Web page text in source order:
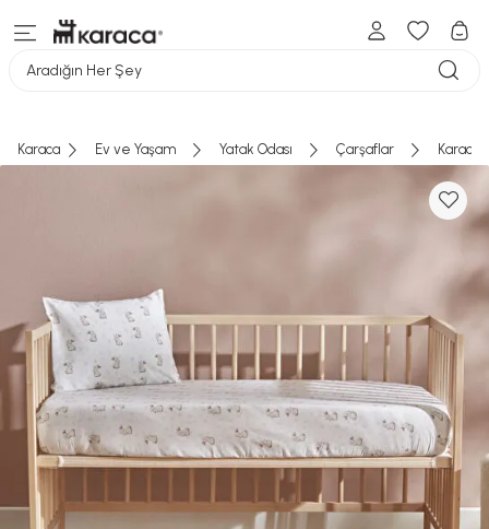
Aradığın Her Şey
Karaca Ev ve Yaşam Yatak Odası Çarşaflar Karaca